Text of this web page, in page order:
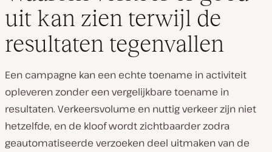
uit kan zien terwijl de
resultaten tegenvallen
Een campagne kan een echte toename in activiteit
opleveren zonder een vergelijkbare toename in
resultaten. Verkeersvolume en nuttig verkeer zijn niet
hetzelfde, en de kloof wordt zichtbaarder zodra
geautomatiseerde verzoeken deel uitmaken van de